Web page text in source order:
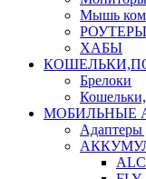
Мышь
РОУТЕРЫ
ХАБЫ
Брелоки
МОБИЛЬНЫЕ
Адаптеры